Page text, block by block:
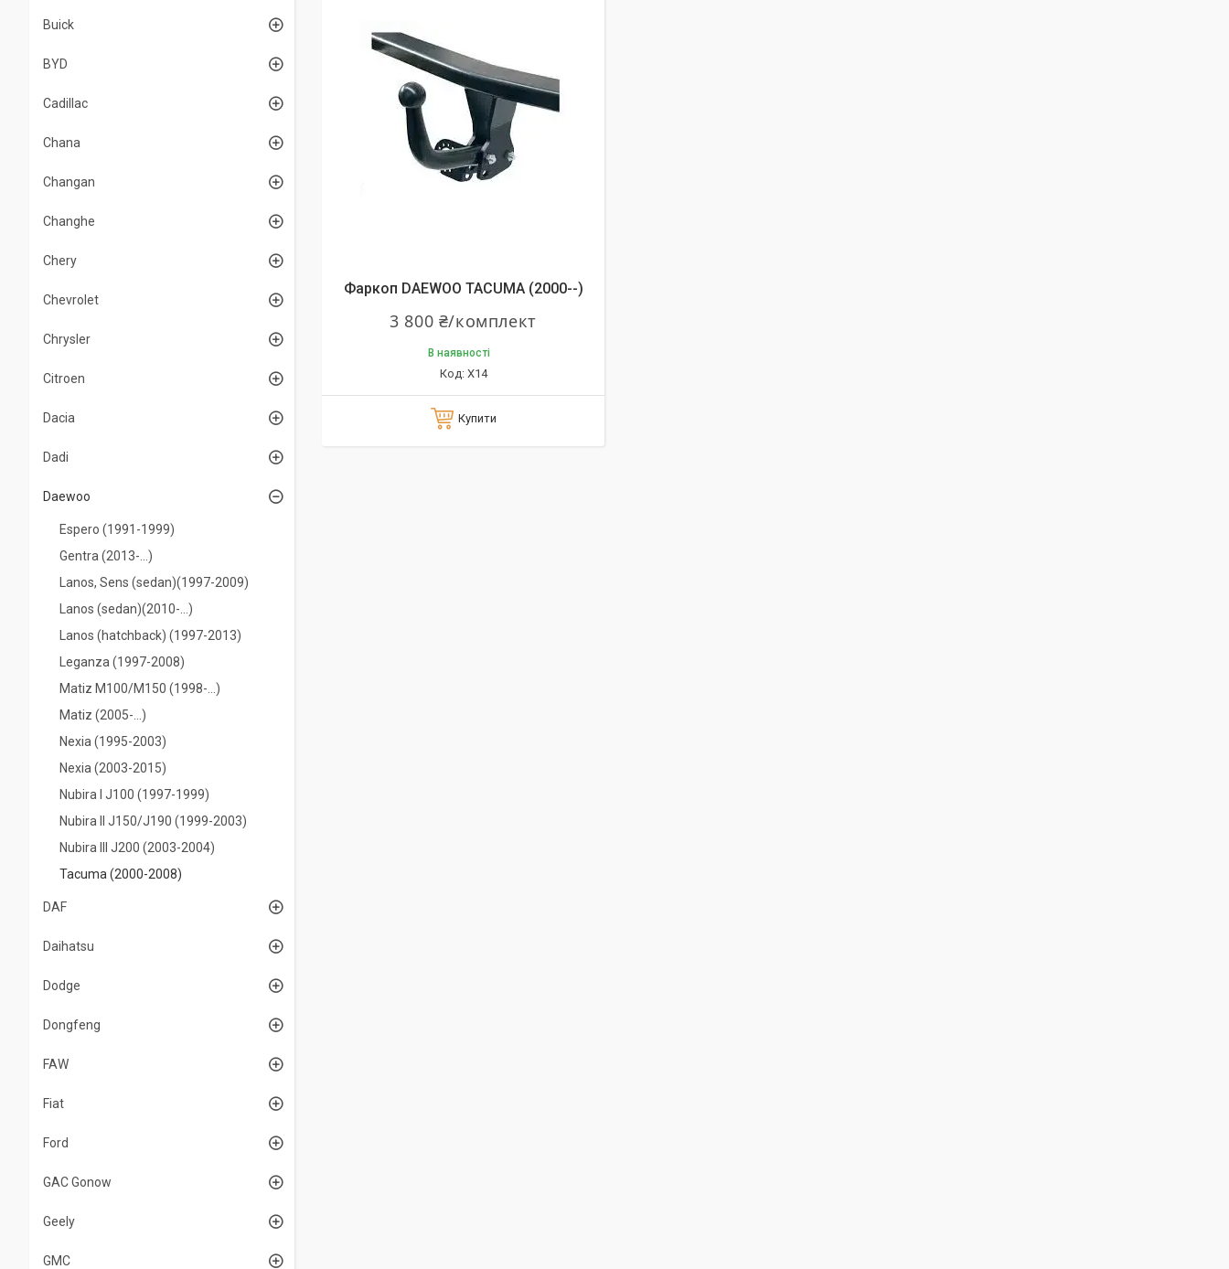
Фаркоп DAEWOO TACUMA (2000--)
3 800 ₴/комплект
В наявності
X14
Купити
Buick
BYD
Cadillac
Chana
Changan
Changhe
Chery
Chevrolet
Chrysler
Citroen
Dacia
Dadi
Daewoo
Espero (1991-1999)
Gentra (2013-…)
Lanos, Sens (sedan)(1997-2009)
Lanos (sedan)(2010-…)
Lanos (hatchback) (1997-2013)
Leganza (1997-2008)
Matiz M100/M150 (1998-…)
Matiz (2005-...)
Nexia (1995-2003)
Nexia (2003-2015)
Nubira I J100 (1997-1999)
Nubira II J150/J190 (1999-2003)
Nubira IIІ J200 (2003-2004)
Tacuma (2000-2008)
DAF
Daihatsu
Dodge
Dongfeng
FAW
Fiat
Ford
GAC Gonow
Geely
GMC